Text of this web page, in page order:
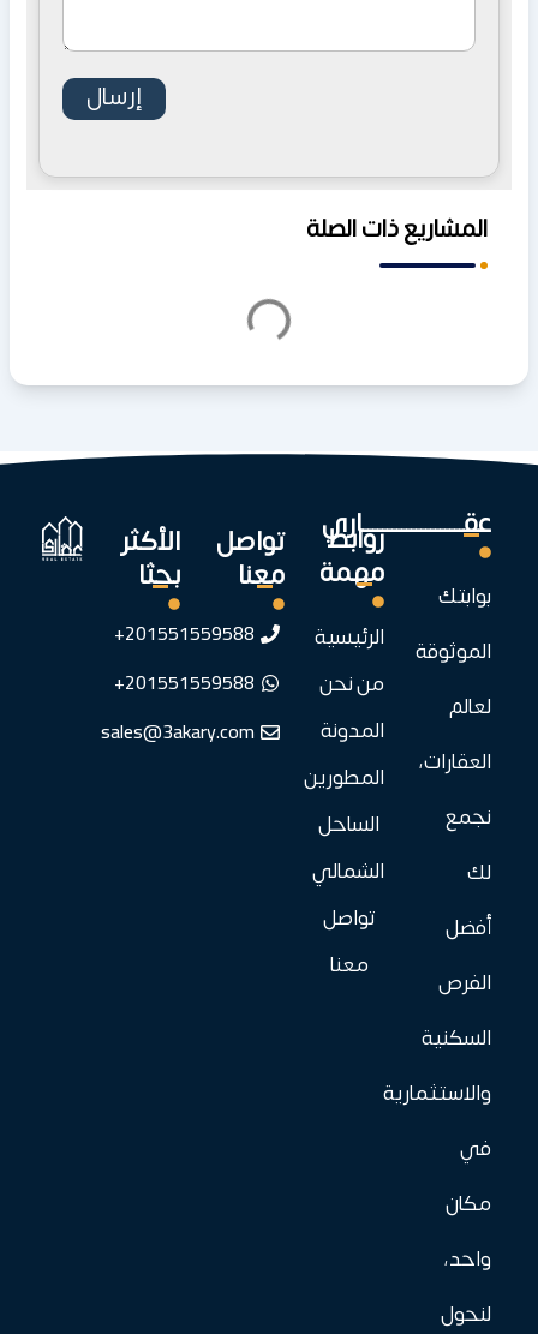
المشاريع ذات الصلة
عقـــــــــــــــــــــاري
بوابتك
الموثوقة
لعالم
العقارات،
نجمع
لك
أفضل
الفرص
السكنية
والاستثمارية
في
مكان
واحد،
لنحول
روابط
مهمة
الرئيسية
من نحن
المدونة
المطورين
الساحل
الشمالي
تواصل
معنا
تواصل
معنا
201551559588+
201551559588+
sales@3akary.com
الأكثر
بحثا